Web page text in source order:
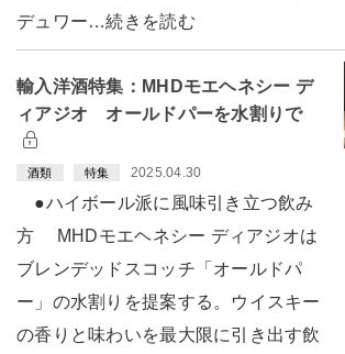
デュワー…続きを読む
輸入洋酒特集：MHDモエヘネシー デ
ィアジオ オールドパーを水割りで
酒類 特集 2025.04.30
●ハイボール派に風味引き立つ飲み
方 MHDモエヘネシー ディアジオは
ブレンデッドスコッチ「オールドパ
ー」の水割りを提案する。ウイスキー
の香りと味わいを最大限に引き出す飲